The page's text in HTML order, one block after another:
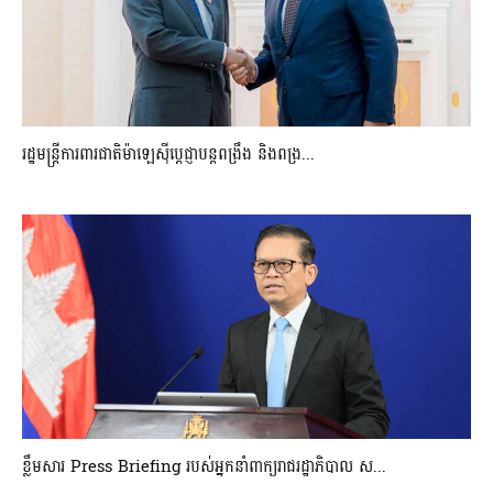
រដ្ឋមន្ត្រីការពារជាតិម៉ាឡេស៊ីប្ដេជ្ញាបន្តពង្រឹង និងពង្រ...
ខ្លឹមសារ Press Briefing របស់អ្នកនាំពាក្យរាជរដ្ឋាភិបាល ស...